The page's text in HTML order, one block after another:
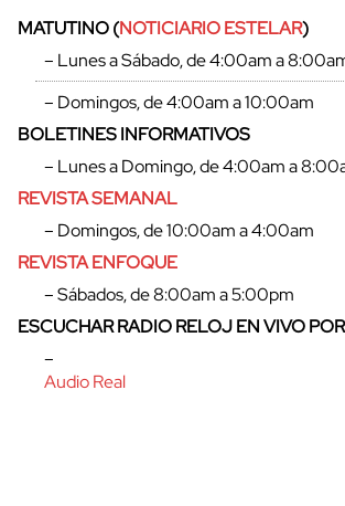
cerrar
MATUTINO (NOTICIARIO ESTELAR)
– Lunes a Sábado, de 4:00am a
– Domingos, de 4:00am a 10:00am
BOLETINES INFORMATIVOS
– Lunes a Domingo, de 4:00am a
REVISTA SEMANAL
– Domingos, de 10:00am a 4:00am
REVISTA ENFOQUE
– Sábados, de 8:00am a 5:00pm
ESCUCHAR RADIO RELOJ EN VIVO
–
Audio Real